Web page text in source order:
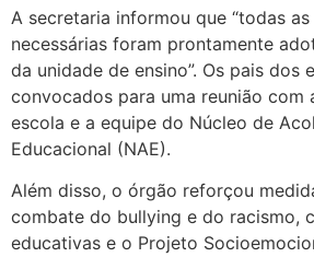
A secretaria informou que “todas
necessárias foram prontamente
da unidade de ensino”. Os pais dos
convocados para uma reunião com
escola e a equipe do Núcleo de
Educacional (NAE).
Além disso, o órgão reforçou
combate do bullying e do racismo,
educativas e o Projeto